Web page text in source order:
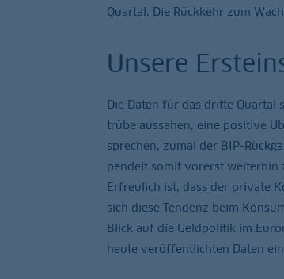
Quartal. Die Rückkehr zum
Unsere
Die Daten für das dritte Quartal
trübe aussahen, eine positive
sprechen, zumal der BIP-
pendelt somit vorerst weiterhin
Erfreulich ist, dass der private
sich diese Tendenz beim
Blick auf die Geldpolitik im
heute veröffentlichten Daten